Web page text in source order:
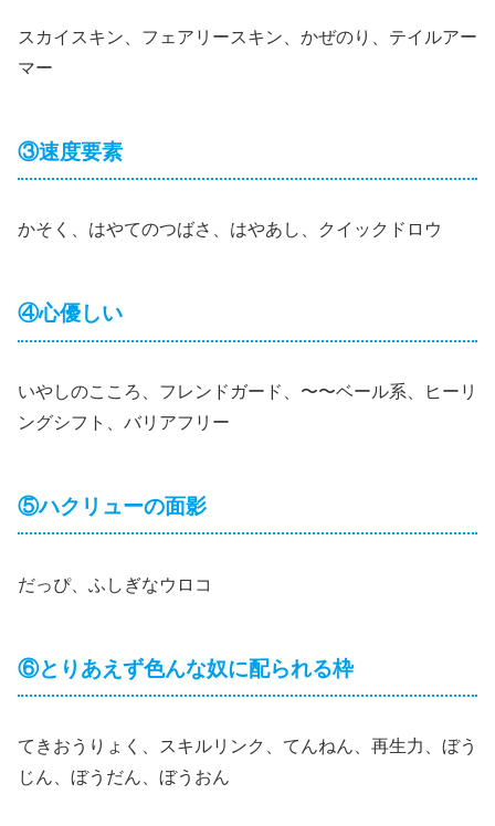
スカイスキン、フェアリースキン、かぜのり、テイルアー
マー
③速度要素
かそく、はやてのつばさ、はやあし、クイックドロウ
④心優しい
いやしのこころ、フレンドガード、〜〜ベール系、ヒーリ
ングシフト、バリアフリー
⑤ハクリューの面影
だっぴ、ふしぎなウロコ
⑥とりあえず色んな奴に配られる枠
てきおうりょく、スキルリンク、てんねん、再生力、ぼう
じん、ぼうだん、ぼうおん